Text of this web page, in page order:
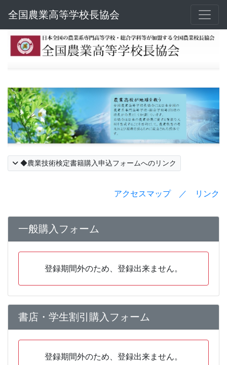
全国農業高等学校長協会
◆農業技術検定書籍購入申込フォームへのリンク
アクセスマップ ／ リンク
一般購入フォーム
登録期間外のため、登録出来ません。
書店・学生割引購入フォーム
登録期間外のため、登録出来ません。